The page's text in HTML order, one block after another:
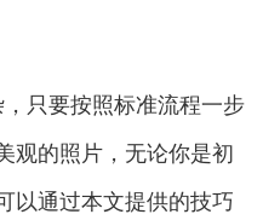
只要按照标准流程一步
观的照片，无论你是初
以通过本文提供的技巧